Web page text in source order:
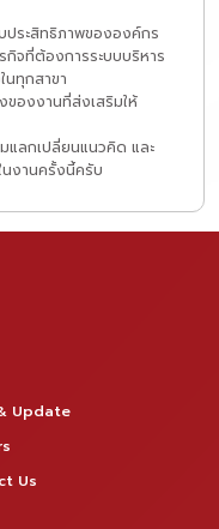
ประสิทธิภาพขององค์กร
กิจที่ต้องการระบบบริหาร
นทุกสาขา
ของงานที่ส่งเสริมให้
แลกเปลี่ยนแนวคิด และ
งานครั้งนี้ครับ
Update
Us